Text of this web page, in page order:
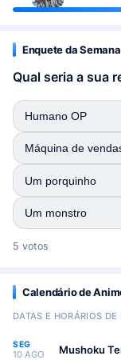
Enquete da Semana
Qual seria a sua
Humano OP
Máquina de
Um porquinho
Um monstro
5 votos
Calendário de
DATAS E HORÁRIOS
SEG
10 AGO Mushoku